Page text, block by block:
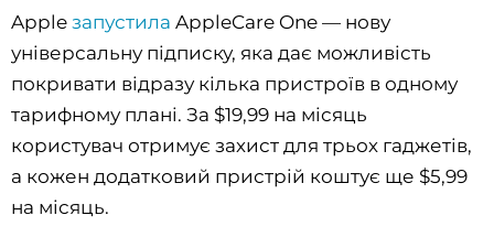
Apple запустила AppleCare One — нову
універсальну підписку, яка дає можливість
покривати відразу кілька пристроїв в одному
тарифному плані. За $19,99 на місяць
користувач отримує захист для трьох гаджетів,
а кожен додатковий пристрій коштує ще $5,99
на місяць.